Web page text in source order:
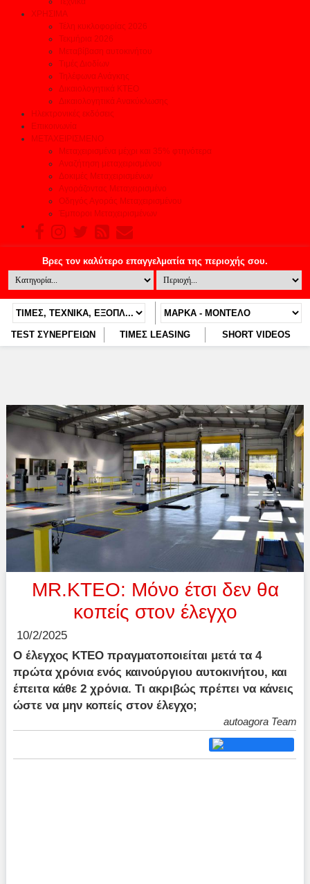
ΧΡΗΣΙΜΑ
Τέλη κυκλοφορίας 2026
Τεκμήρια 2026
Μεταβίβαση αυτοκινήτου
Τιμές Διοδίων
Τηλέφωνα Ανάγκης
Δικαιολογητικά ΚΤΕΟ
Δικαιολογητικά Ανακύκλωσης
Ηλεκτρονικές εκδόσεις
Επικοινωνία
ΜΕΤΑΧΕΙΡΙΣΜΕΝΟ
Μεταχειρισμένα μέχρι και 35% φτηνότερα
Αναζήτηση μεταχειρισμένου
Δοκιμές Μεταχειρισμένων
Αγοράζοντας Μεταχειρισμένο
Οδηγός Αγοράς Μεταχειρισμένου
Έμποροι Μεταχειρισμένων
TEST ΣΥΝΕΡΓΕΙΩΝ ΤΙΜΕΣ LEASING SHORT VIDEOS
MR.KTEO: Μόνο έτσι δεν θα
κοπείς στον έλεγχο
10/2/2025
Ο έλεγχος ΚΤΕΟ πραγματοποιείται μετά τα 4
πρώτα χρόνια ενός καινούργιου αυτοκινήτου, και
έπειτα κάθε 2 χρόνια. Τι ακριβώς πρέπει να κάνεις
ώστε να μην κοπείς στον έλεγχο;
autoagora Team